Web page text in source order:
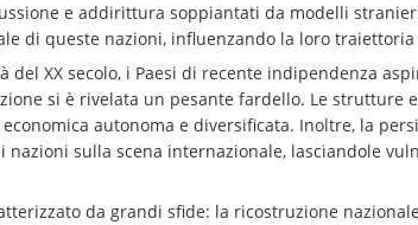
e addirittura soppiantati da modelli
di queste nazioni, influenzando la loro
XX secolo, i Paesi di recente indipendenza
si è rivelata un pesante fardello. Le strutture
autonoma e diversificata. Inoltre, la
sulla scena internazionale, lasciandole
da grandi sfide: la ricostruzione